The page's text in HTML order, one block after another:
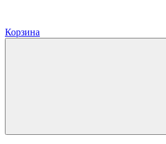
Корзина